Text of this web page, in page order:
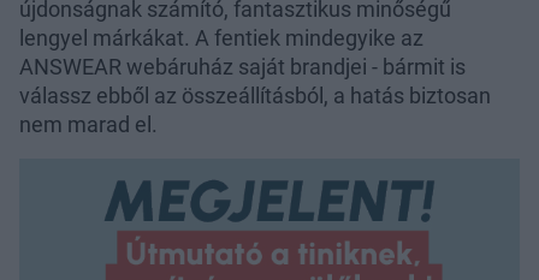
újdonságnak számító, fantasztikus minőségű
lengyel márkákat. A fentiek mindegyike az
ANSWEAR webáruház saját brandjei - bármit is
válassz ebből az összeállításból, a hatás biztosan
nem marad el.